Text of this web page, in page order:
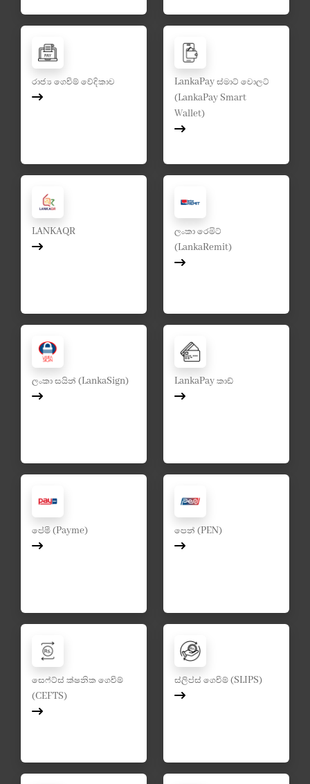
රාජ්‍ය ගෙවීම් වේදිකාව
LankaPay ස්මාට් වොලට්
(LankaPay Smart
Wallet)
LANKAQR
ලංකා රෙමිට්
(LankaRemit)
ලංකා සයින් (LankaSign) LankaPay කාඩ්
පේමී (Payme) පෙන් (PEN)
සෙෆ්ට්ස් ක්ෂනික ගෙවීම්
(CEFTS)
ස්ලිප්ස් ගෙවීම් (SLIPS)